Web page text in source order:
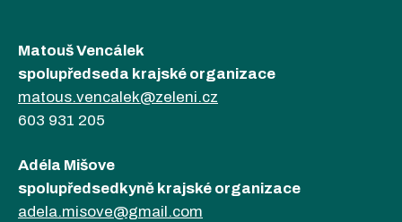
Matouš Vencálek
spolupředseda krajské organizace
matous.vencalek@zeleni.cz
603 931 205
Adéla Mišove
spolupředsedkyně krajské organizace
adela.misove@gmail.com